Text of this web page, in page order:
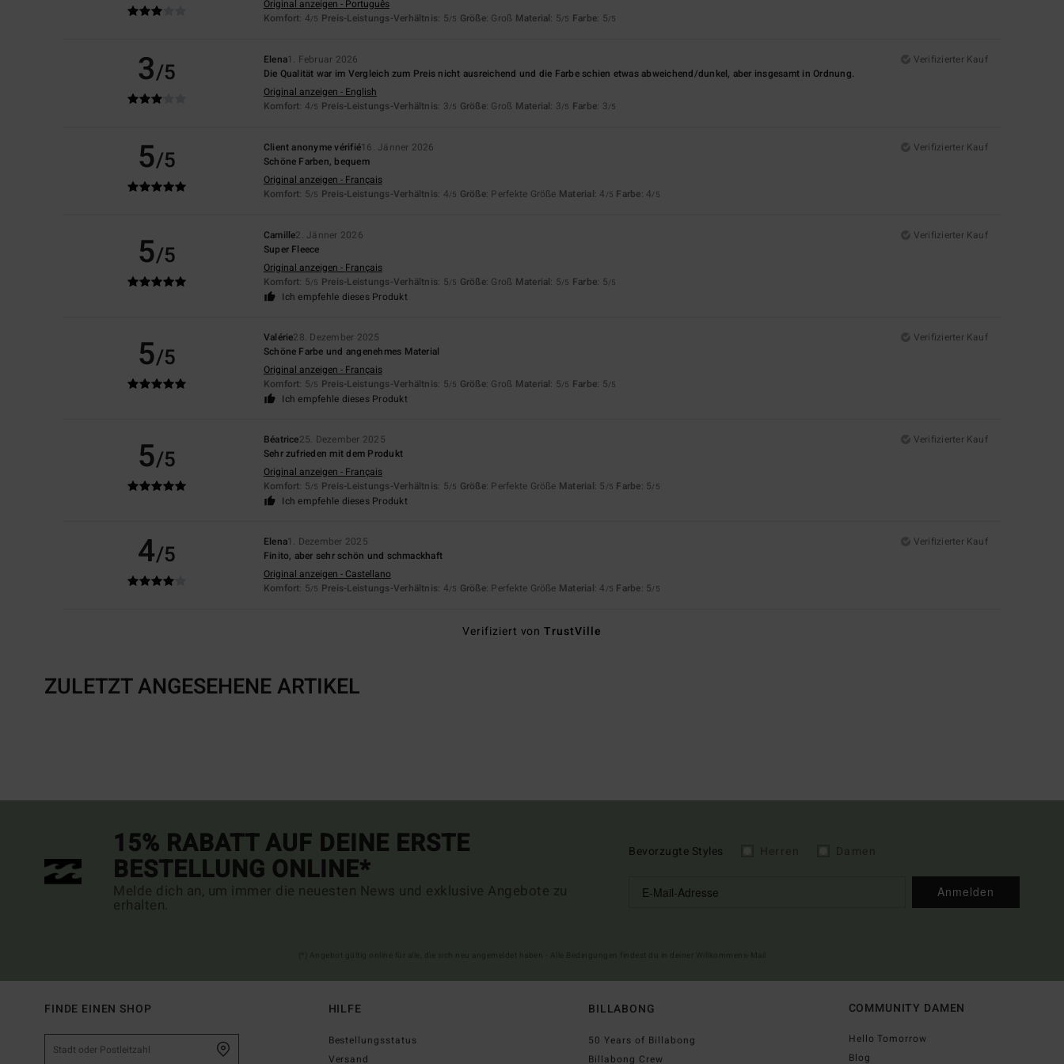
Original anzeigen - Português
Komfort: 4/5 Preis-Leistungs-Verhältnis: 5/5 Größe: Groß Material: 5/5 Farbe: 5/5
3/5 Elena1. Februar 2026
Verifizierter Kauf
Die Qualität war im Vergleich zum Preis nicht ausreichend und die Farbe schien etwas abweichend/dunkel, aber insgesamt in Ordnung.
Original anzeigen - English
Komfort: 4/5 Preis-Leistungs-Verhältnis: 3/5 Größe: Groß Material: 3/5 Farbe: 3/5
5/5 Client anonyme vérifié16. Jänner 2026
Verifizierter Kauf
Schöne Farben, bequem
Original anzeigen - Français
Komfort: 5/5 Preis-Leistungs-Verhältnis: 4/5 Größe: Perfekte Größe Material: 4 /5 Farbe: 4/5
5/5
Camille2. Jänner 2026
Verifizierter Kauf
Super Fleece
Original anzeigen - Français
Komfort: 5/5 Preis-Leistungs-Verhältnis: 5/5 Größe: Groß Material: 5/5 Farbe: 5/5
Ich empfehle dieses Produkt
5/5
Valérie28. Dezember 2025
Verifizierter Kauf
Schöne Farbe und angenehmes Material
Original anzeigen - Français
Komfort: 5/5 Preis-Leistungs-Verhältnis: 5/5 Größe: Groß Material: 5/5 Farbe: 5/5
Ich empfehle dieses Produkt
5/5
Béatrice25. Dezember 2025
Verifizierter Kauf
Sehr zufrieden mit dem Produkt
Original anzeigen - Français
Komfort: 5/5 Preis-Leistungs-Verhältnis: 5/5 Größe: Perfekte Größe Material: 5 /5 Farbe: 5/5
Ich empfehle dieses Produkt
4/5 Elena1. Dezember 2025
Verifizierter Kauf
Finito, aber sehr schön und schmackhaft
Original anzeigen - Castellano
Komfort: 5/5 Preis-Leistungs-Verhältnis: 4/5 Größe: Perfekte Größe Material: 4 /5 Farbe: 5/5
Verifiziert vonTrustVille
ZULETZT ANGESEHENE ARTIKEL
15% RABATT AUF DEINE ERSTE
BESTELLUNG ONLINE*
Melde dich an, um immer die neuesten News und exklusive Angebote zu
erhalten.
Bevorzugte Styles
Anmelden
FINDE EINEN SHOP HILFE
Bestellungsstatus
Versand
BILLABONG
50 Years of Billabong
Billabong Crew
COMMUNITY DAMEN
Hello Tomorrow
Blog